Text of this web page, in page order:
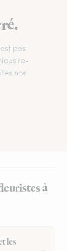
pas
re-
nos
à
les